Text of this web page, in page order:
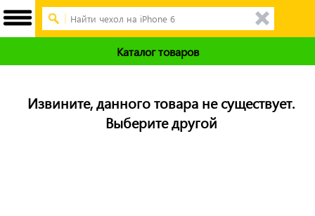
Каталог товаров
Извините, данного товара не существует.
Выберите другой